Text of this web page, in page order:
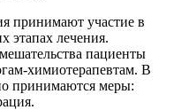
принимают участие в
этапах лечения.
пациенты
химиотерапевтам. В
принимаются меры: